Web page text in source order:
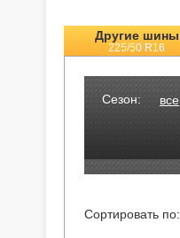
Другие шины
225/50 R16
Сезон: все
Сортировать по: